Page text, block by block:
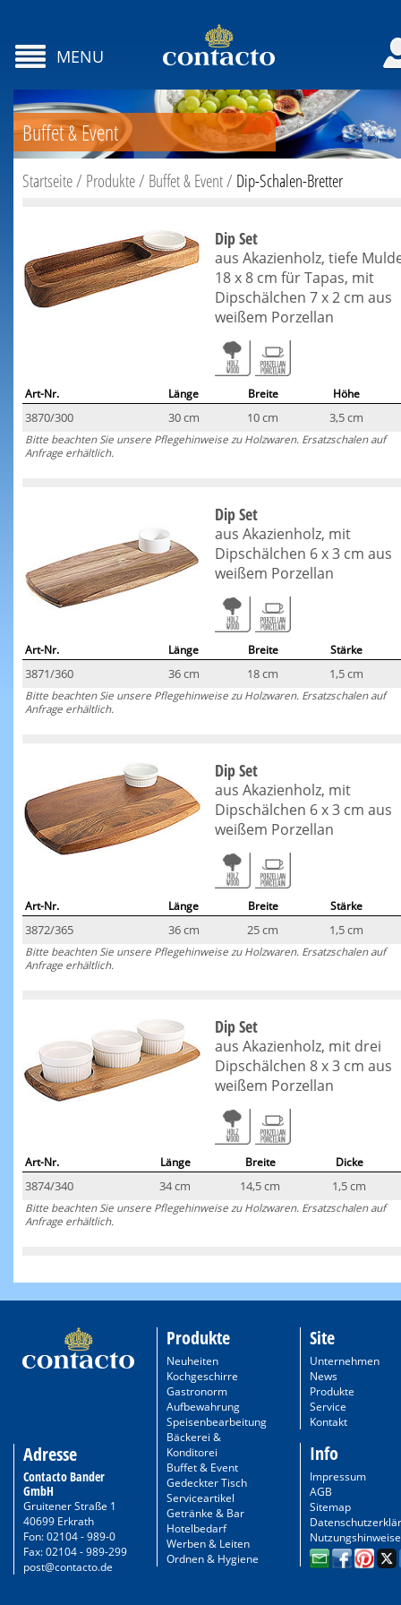
MENU
Buffet & Event
Startseite/ Produkte/ Buffet & Event/ Dip-Schalen-Bretter
Dip Set
aus Akazienholz, tiefe
18 x 8 cm für Tapas, mit
Dipschälchen 7 x 2 cm aus
weißem Porzellan
Art-Nr. Länge Breite Höhe
3870/300 30 cm 10 cm 3,5 cm
Bitte beachten Sie unsere Pflegehinweise zu Holzwaren. Ersatzschalen auf
Anfrage erhältlich.
Dip Set
aus Akazienholz, mit
Dipschälchen 6 x 3 cm aus
weißem Porzellan
Art-Nr. Länge Breite Stärke
3871/360 36 cm 18 cm 1,5 cm
Bitte beachten Sie unsere Pflegehinweise zu Holzwaren. Ersatzschalen auf
Anfrage erhältlich.
Dip Set
aus Akazienholz, mit
Dipschälchen 6 x 3 cm aus
weißem Porzellan
Art-Nr. Länge Breite Stärke
3872/365 36 cm 25 cm 1,5 cm
Bitte beachten Sie unsere Pflegehinweise zu Holzwaren. Ersatzschalen auf
Anfrage erhältlich.
Dip Set
aus Akazienholz, mit drei
Dipschälchen 8 x 3 cm aus
weißem Porzellan
Art-Nr. Länge Breite Dicke
3874/340 34 cm 14,5 cm 1,5 cm
Bitte beachten Sie unsere Pflegehinweise zu Holzwaren. Ersatzschalen auf
Anfrage erhältlich.
Adresse
Contacto Bander
GmbH
Gruitener Straße 1
40699 Erkrath
Fon: 02104 - 989-0
Fax: 02104 - 989-299
post@contacto.de
Produkte
Neuheiten
Kochgeschirre
Gastronorm
Aufbewahrung
Speisenbearbeitung
Bäckerei &
Konditorei
Buffet & Event
Gedeckter Tisch
Serviceartikel
Getränke & Bar
Hotelbedarf
Werben & Leiten
Ordnen & Hygiene
Site
Unternehmen
News
Produkte
Service
Kontakt
Info
Impressum
AGB
Sitemap
Nutzungshinweise